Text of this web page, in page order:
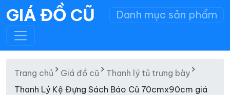
GIÁ ĐỒ CŨ Danh mục sản phẩm
Trang chủ Giá đồ cũ
Thanh lý tủ trưng bày
Thanh Lý Kệ Đựng Sách Báo Cũ 70cmx90cm giá